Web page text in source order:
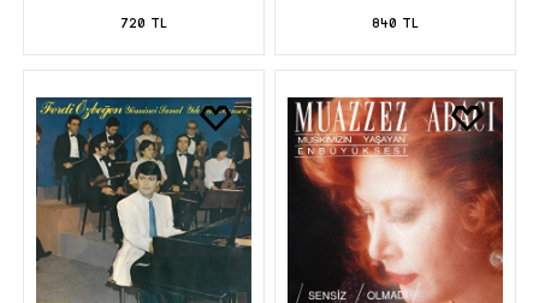
720 TL 840 TL